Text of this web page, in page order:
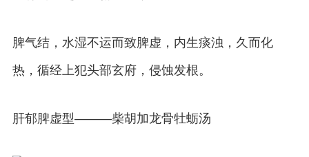
脾气结，水湿不运而致脾虚，内生痰浊，久而化
热，循经上犯头部玄府，侵蚀发根。
肝郁脾虚型———柴胡加龙骨牡蛎汤